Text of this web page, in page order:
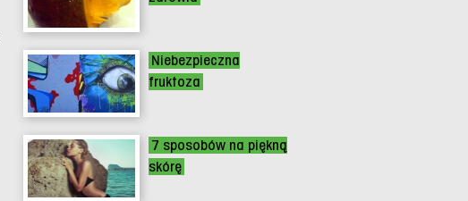
Niebezpieczna
fruktoza
7 sposobów na piękną
skórę